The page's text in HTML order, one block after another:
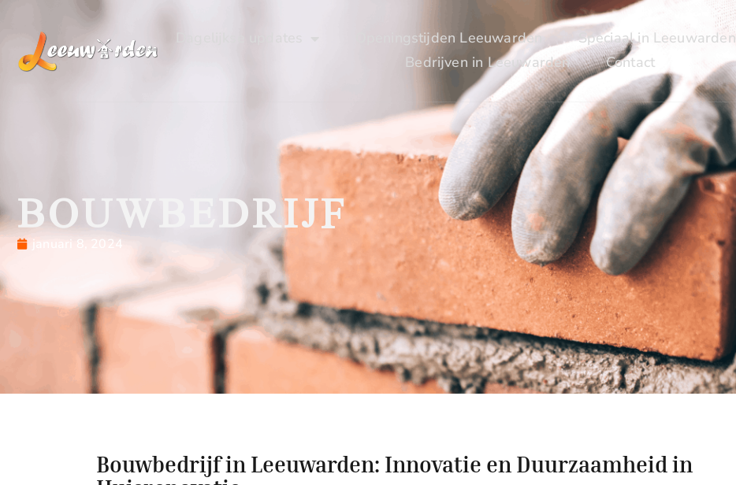
Openingstijden Leeuwarden Speciaal in Leeuwarden
Bedrijven in Leeuwarden
Contact
BOUWBEDRIJF
januari 8, 2024
Bouwbedrijf in Leeuwarden: Innovatie en Duurzaamheid in